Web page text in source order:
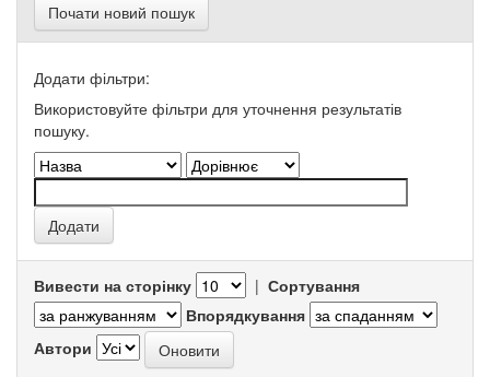
Почати новий пошук
Додати фільтри:
Використовуйте фільтри для уточнення результатів
пошуку.
Вивести на сторінку | Сортування
Впорядкування
Автори